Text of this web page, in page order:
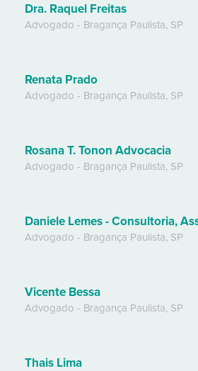
Dra. Raquel Freitas
Advogado - Bragança Paulista, SP
Renata Prado
Advogado - Bragança Paulista, SP
Rosana T. Tonon Advocacia
Advogado - Bragança Paulista, SP
Advogado - Bragança Paulista, SP
Vicente Bessa
Advogado - Bragança Paulista, SP
Thais Lima